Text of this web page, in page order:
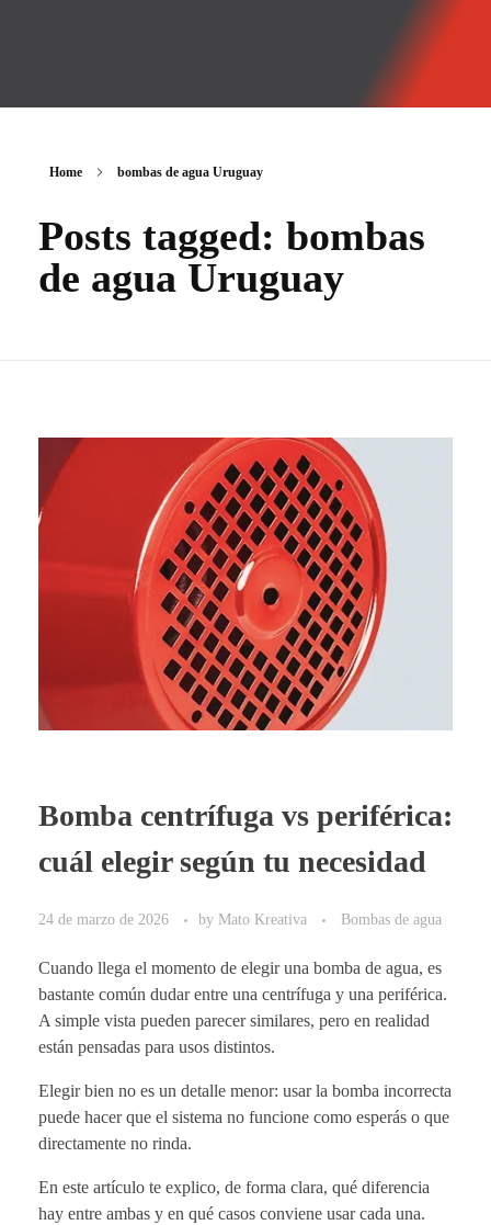
GMF
Home bombas de agua Uruguay
Posts tagged: bombas
de agua Uruguay
Bomba centrífuga vs periférica:
cuál elegir según tu necesidad
24 de marzo de 2026 by Mato Kreativa Bombas de agua
Cuando llega el momento de elegir una bomba de agua, es
bastante común dudar entre una centrífuga y una periférica.
A simple vista pueden parecer similares, pero en realidad
están pensadas para usos distintos.
Elegir bien no es un detalle menor: usar la bomba incorrecta
puede hacer que el sistema no funcione como esperás o que
directamente no rinda.
En este artículo te explico, de forma clara, qué diferencia
hay entre ambas y en qué casos conviene usar cada una.